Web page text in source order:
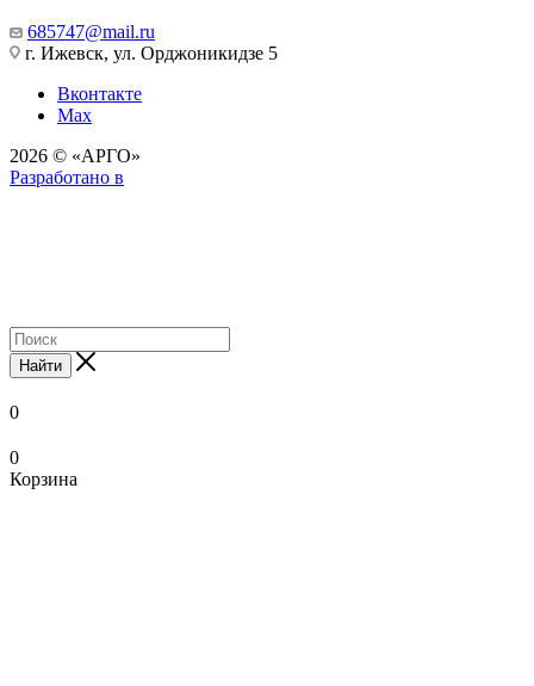
685747@mail.ru
г. Ижевск, ул. Орджоникидзе 5
Вконтакте
Max
2026 © «АРГО»
Разработано в
Найти
0
0
Корзина